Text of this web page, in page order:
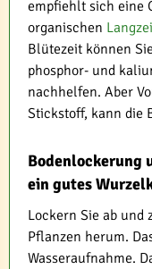
empfiehlt sich eine
organischen
Blütezeit können
phosphor- und
nachhelfen. Aber
Stickstoff, kann die
Bodenlockerung
ein gutes
Lockern Sie ab und
Pflanzen herum.
Wasseraufnahme.